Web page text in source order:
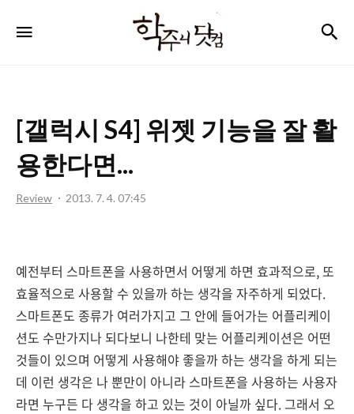
주
컴
[갤럭시 S4] 위젯 기능을 잘 활
용한다면...
Review 2013. 7. 4. 07:45
예전부터 스마트폰을 사용하면서 어떻게 하면 효과적으로, 또
효율적으로 사용할 수 있을까 하는 생각을 자주하게 되었다.
스마트폰도 종류가 여러가지고 그 안에 들어가는 어플리케이
션도 수만가지나 되다보니 나한테 맞는 어플리케이션은 어떤
것들이 있으며 어떻게 사용해야 좋을까 하는 생각을 하게 되는
데 이런 생각은 나 뿐만이 아니라 스마트폰을 사용하는 사용자
라면 누구든 다 생각을 하고 있는 것이 아닐까 싶다. 그래서 오